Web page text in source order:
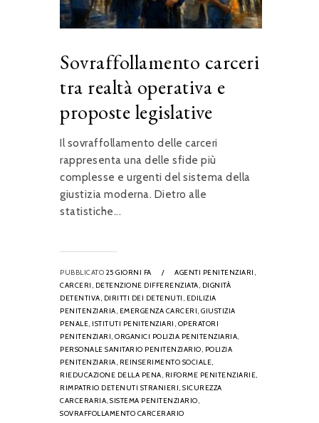
Sovraffollamento carceri
tra realtà operativa e
proposte legislative
Il sovraffollamento delle carceri
rappresenta una delle sfide più
complesse e urgenti del sistema della
giustizia moderna. Dietro alle
statistiche...
PUBBLICATO 25 GIORNI FA /
AGENTI PENITENZIARI,
CARCERI, DETENZIONE DIFFERENZIATA, DIGNITÀ
DETENTIVA, DIRITTI DEI DETENUTI, EDILIZIA
PENITENZIARIA, EMERGENZA CARCERI, GIUSTIZIA
PENALE, ISTITUTI PENITENZIARI, OPERATORI
PENITENZIARI, ORGANICI POLIZIA PENITENZIARIA,
PERSONALE SANITARIO PENITENZIARIO, POLIZIA
PENITENZIARIA, REINSERIMENTO SOCIALE,
RIEDUCAZIONE DELLA PENA, RIFORME PENITENZIARIE,
RIMPATRIO DETENUTI STRANIERI, SICUREZZA
CARCERARIA, SISTEMA PENITENZIARIO,
SOVRAFFOLLAMENTO CARCERARIO